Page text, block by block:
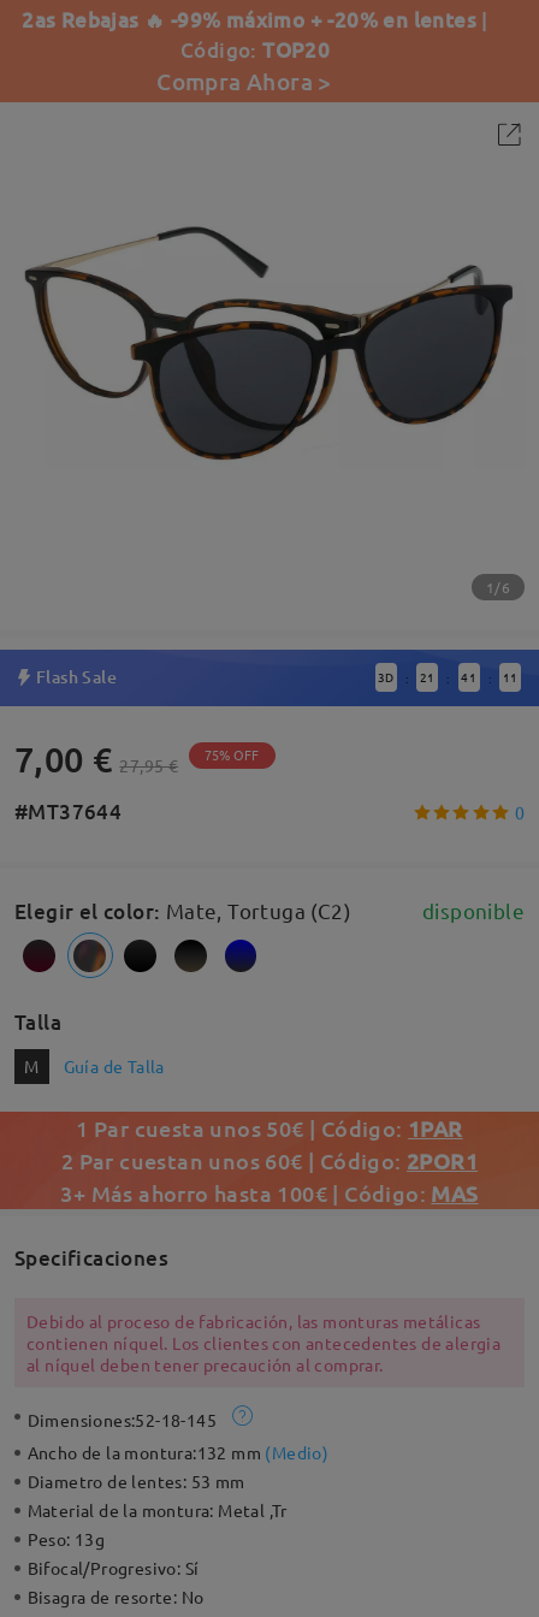
2as Rebajas 🔥 -99% máximo + -20% en lentes |
Código:TOP20
Compra Ahora >
1/6
Flash Sale 3D : 21 : 41 : 10
7,00 € 27,95 € 75% OFF
#MT37644 0
Elegir el color: Mate, Tortuga (C2) disponible
Talla
M Guía de Talla
1 Par cuesta unos 50€ | Código: 1PAR
2 Par cuestan unos 60€ | Código: 2POR1
3+ Más ahorro hasta 100€ | Código: MAS
Specificaciones
Debido al proceso de fabricación, las monturas metálicas
contienen níquel. Los clientes con antecedentes de alergia
al níquel deben tener precaución al comprar.
Dimensiones:52-18-145
Ancho de la montura:132 mm (Medio)
Diametro de lentes: 53 mm
Material de la montura: Metal ,Tr
Peso: 13g
Bifocal/Progresivo: Sí
Bisagra de resorte: No